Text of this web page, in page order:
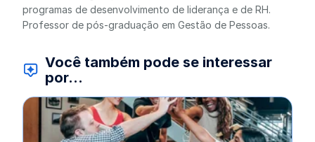
programas de desenvolvimento de liderança e de RH.
Professor de pós-graduação em Gestão de Pessoas.
Você também pode se interessar
por...